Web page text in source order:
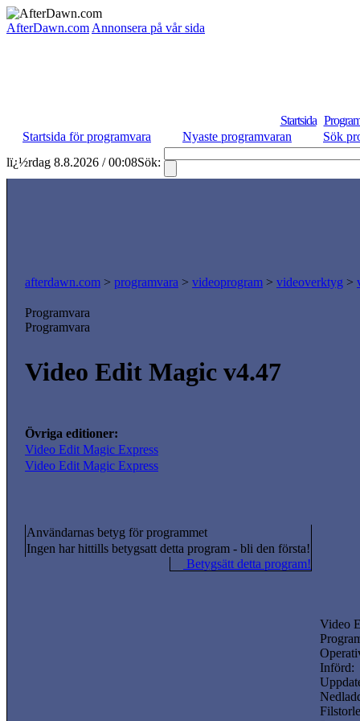
AfterDawn.com Annonsera på vår sida
Startsida
Startsida för programvara
Nyaste programvaran
Sök
lï¿½rdag 8.8.2026 / 00:08Sök:
afterdawn.com > programvara > videoprogram > videoverktyg >
Programvara
Programvara
Video Edit Magic v4.47
Övriga editioner:
Video Edit Magic Express
Video Edit Magic Express
Video
Införd:
Användarnas betyg för programmet
Ingen har hittills betygsatt detta program - bli den första!
Betygsätt detta program!